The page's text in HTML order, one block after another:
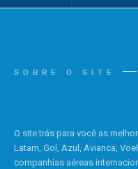
SOBRE O SITE
O site trás para você as
Latam, Gol, Azul, Avianca,
companhias aéreas